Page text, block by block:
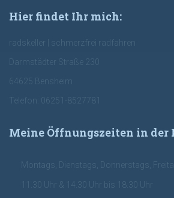
Hier findet Ihr mich:
radskeller | schmerzfrei radfahren
Darmstädter Straße 230
64625 Bensheim
Telefon: 06251-8527781
Meine Öffnungszeiten in der
Montags, Dienstags, Donnerstags,
11.30 Uhr & 14.30 Uhr bis 18.30 Uhr